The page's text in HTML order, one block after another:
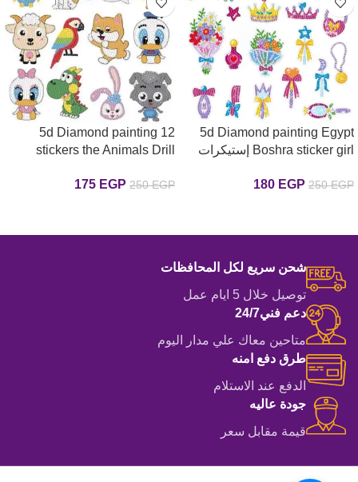
5d Diamond painting Egypt
Boshra sticker girl إستيكرات
250EGP
180 EGP
5d Diamond painting 12
stickers the Animals Drill
بالماس
250EGP
175 EGP
شحن سريع لكل المحافظات
توصيل خلال 5 ايام عمل
دعم فني24/7
متاحين معاك علي مدار اليوم
طرق دفع امنه
الدفع عند الاستلام
جودة عاليه
قيمة مقابل سعر